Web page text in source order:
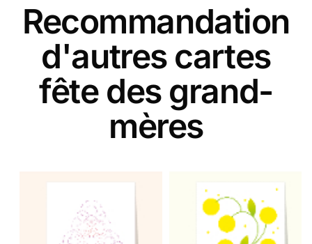
Recommandation
d'autres cartes
fête des grand-
mères